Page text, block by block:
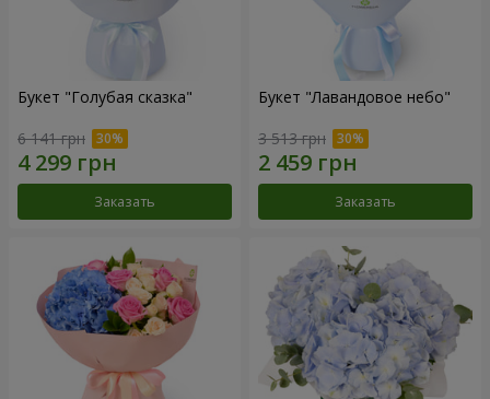
Букет "Голубая сказка"
6 141 грн
Заказать
Букет "Лавандовое небо"
3 513 грн
Заказать